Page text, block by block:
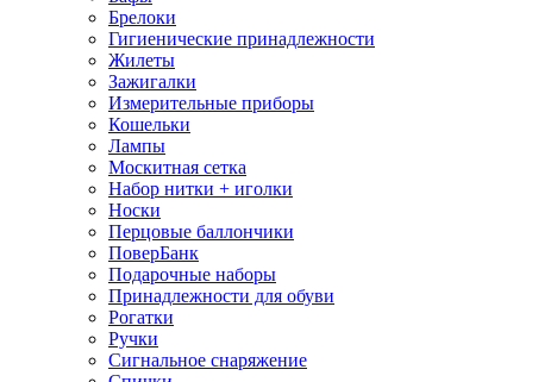
Брелоки
Гигиенические принадлежности
Жилеты
Зажигалки
Измерительные приборы
Кошельки
Лампы
Москитная сетка
Набор нитки + иголки
Носки
Перцовые баллончики
ПоверБанк
Подарочные наборы
Принадлежности для обуви
Рогатки
Ручки
Сигнальное снаряжение